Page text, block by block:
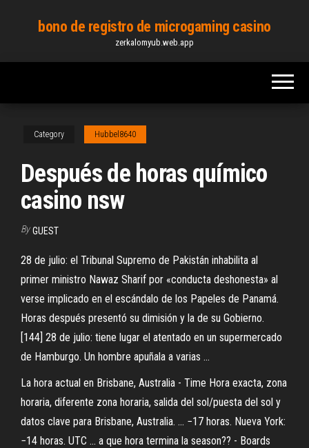
content
bono de registro de microgaming casino
zerkalomyub.web.app
Category Hubbel8640
Después de horas químico
casino nsw
By GUEST
28 de julio: el Tribunal Supremo de Pakistán inhabilita al
primer ministro Nawaz Sharif por «conducta deshonesta» al
verse implicado en el escándalo de los Papeles de Panamá.
Horas después presentó su dimisión y la de su Gobierno.
[144] 28 de julio: tiene lugar el atentado en un supermercado
de Hamburgo. Un hombre apuñala a varias ...
La hora actual en Brisbane, Australia - Time Hora exacta, zona
horaria, diferente zona horaria, salida del sol/puesta del sol y
datos clave para Brisbane, Australia. ... −17 horas. Nueva York:
−14 horas. UTC ... a que hora termina la season?? - Boards